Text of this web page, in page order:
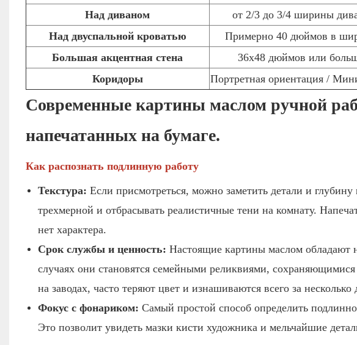
Над диваном
от 2/3 до 3/4 ширины
Над двуспальной кроватью
Примерно 40 дюймов в
Большая акцентная стена
36х48 дюймов или
Коридоры
Портретная ориентация /
Современные картины маслом ручной
напечатанных на бумаге.
Как распознать подлинную работу
Текстура: Если присмотреться, можно заметить детали и
трехмерной и отбрасывать реалистичные тени на комнату.
нет характера.
Срок службы и ценность: Настоящие картины маслом обладают
случаях они становятся семейными реликвиями,
на заводах, часто теряют цвет и изнашиваются всего за несколько
Фокус с фонариком: Самый простой способ определить
Это позволит увидеть мазки кисти художника и мельчайшие